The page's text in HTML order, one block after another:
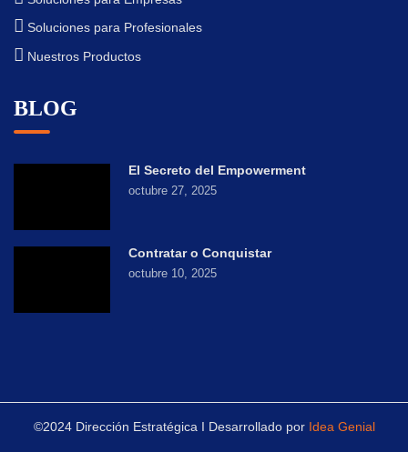
Soluciones para Profesionales
Nuestros Productos
BLOG
El Secreto del Empowerment
octubre 27, 2025
Contratar o Conquistar
octubre 10, 2025
©2024 Dirección Estratégica I Desarrollado por Idea Genial